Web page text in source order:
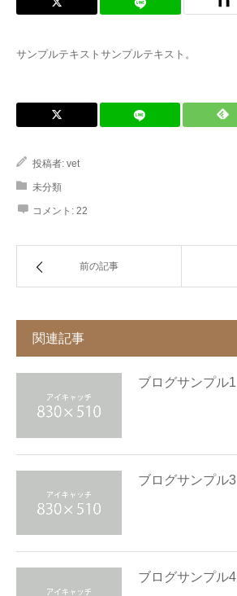
サンプルテキストサンプルテキスト。
投稿者: vet
未分類
コメント: 22
前の記事
関連記事
ブログサンプル1
ブログサンプル3
ブログサンプル4